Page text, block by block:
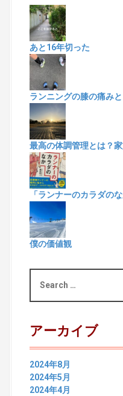
あと16年切った
ランニングの膝の痛み
最高の体調管理とは？
「ランナーのカラダの
僕の価値観
a
c
h
f
o
r
:
アーカイブ
2024年8月
2024年5月
2024年4月